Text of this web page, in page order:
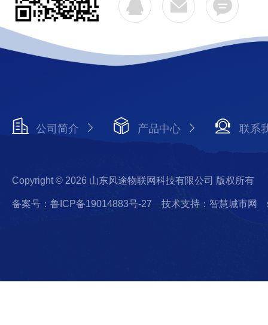
公司简介 产品中心 联系
Copyright © 2026 山东风途物联网科技有限公司 版权所有
备案号：鲁ICP备19014883号-27 技术支持：智慧城市网